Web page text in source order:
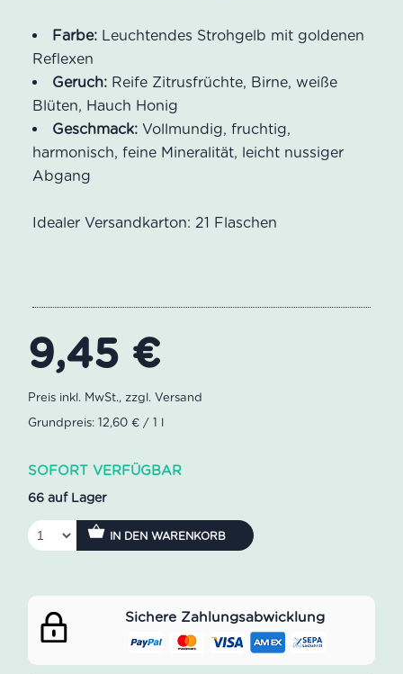
Farbe:Leuchtendes Strohgelb mit goldenen
Reflexen
Geruch:Reife Zitrusfrüchte, Birne, weiße
Blüten, Hauch Honig
Geschmack:Vollmundig, fruchtig,
harmonisch, feine Mineralität, leicht nussiger
Abgang
Idealer Versandkarton: 21 Flaschen
9,45 €
Grundpreis: 12,60 € / 1 l
SOFORT VERFÜGBAR
66 auf Lager
IN DEN WARENKORB
Sichere Zahlungsabwicklung